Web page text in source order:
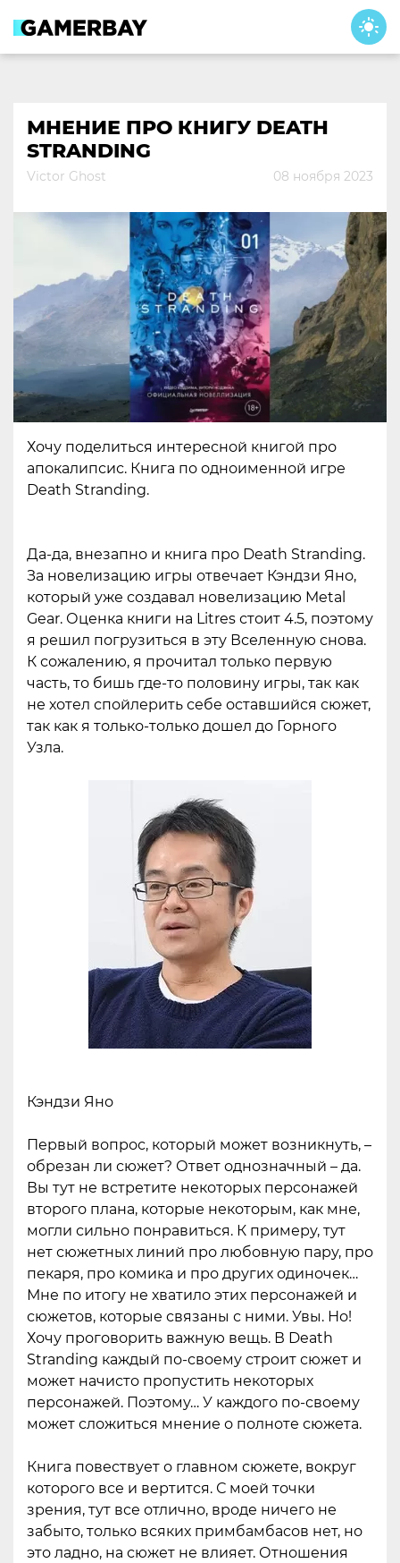
content
МНЕНИЕ ПРО КНИГУ DEATH
STRANDING
Victor Ghost 08 ноября 2023
Хочу поделиться интересной книгой про
апокалипсис. Книга по одноименной игре
Death Stranding.
Да-да, внезапно и книга про Death Stranding.
За новелизацию игры отвечает Кэндзи Яно,
который уже создавал новелизацию Metal
Gear. Оценка книги на Litres стоит 4.5, поэтому
я решил погрузиться в эту Вселенную снова.
К сожалению, я прочитал только первую
часть, то бишь где-то половину игры, так как
не хотел спойлерить себе оставшийся сюжет,
так как я только-только дошел до Горного
Узла.
Кэндзи Яно
Первый вопрос, который может возникнуть, –
обрезан ли сюжет? Ответ однозначный – да.
Вы тут не встретите некоторых персонажей
второго плана, которые некоторым, как мне,
могли сильно понравиться. К примеру, тут
нет сюжетных линий про любовную пару, про
пекаря, про комика и про других одиночек…
Мне по итогу не хватило этих персонажей и
сюжетов, которые связаны с ними. Увы. Но!
Хочу проговорить важную вещь. В Death
Stranding каждый по-своему строит сюжет и
может начисто пропустить некоторых
персонажей. Поэтому… У каждого по-своему
может сложиться мнение о полноте сюжета.
Книга повествует о главном сюжете, вокруг
которого все и вертится. С моей точки
зрения, тут все отлично, вроде ничего не
забыто, только всяких примбамбасов нет, но
это ладно, на сюжет не влияет. Отношения